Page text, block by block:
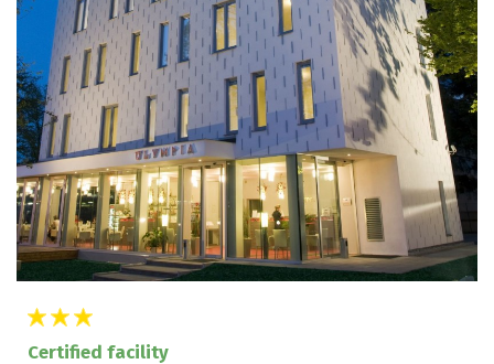
Certified facility